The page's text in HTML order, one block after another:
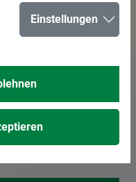
5
Einstellungen